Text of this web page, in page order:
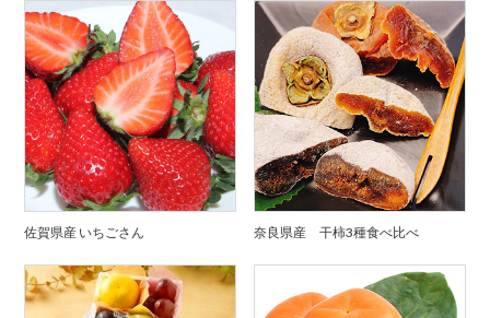
佐賀県産 いちごさん 奈良県産 干柿3種食べ比べ